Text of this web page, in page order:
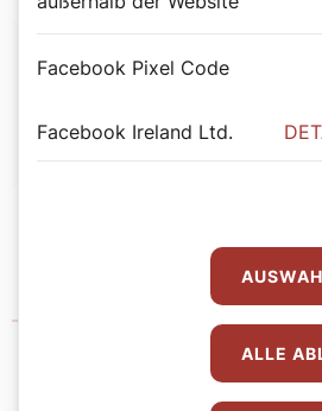
Autor:
Pfarrverband Taborstraße
Facebook Pixel Code
Facebook Ireland Ltd.
ALLE